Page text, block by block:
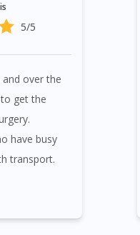
5/5
over the
get the
have busy
transport.